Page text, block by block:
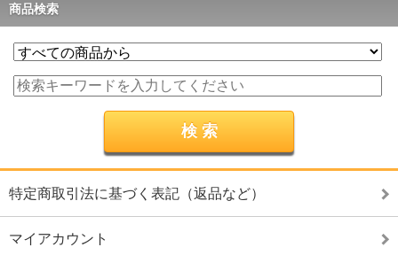
商品検索
特定商取引法に基づく表記（返品など）
マイアカウント